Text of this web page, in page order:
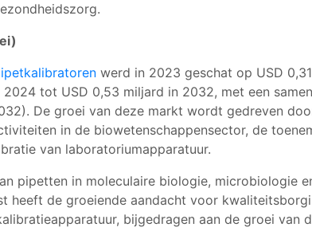
werd in 2023 geschat op USD
tot USD 0,53 miljard in 2032, met een
De groei van deze markt wordt gedreven
in de biowetenschappensector, de
van laboratoriumapparatuur.
pipetten in moleculaire biologie, microbiologie
heeft de groeiende aandacht voor
bijgedragen aan de groei van